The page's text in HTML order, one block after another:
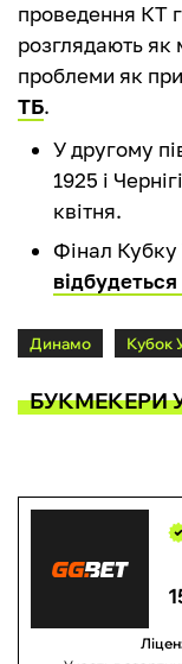
проведення КТ
розглядають як
проблеми як
ТБ.
У другому
1925 і
квітня.
Фінал
Динамо Кубок
БУКМЕКЕРИ